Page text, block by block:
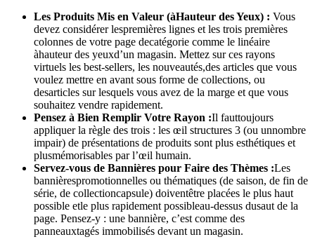
Les Produits Mis en Valeur (àHauteur des Yeux) : Vous
devez considérer lespremières lignes et les trois premières
colonnes de votre page decatégorie comme le linéaire
àhauteur des yeuxd’un magasin. Mettez sur ces rayons
virtuels les best-sellers, les nouveautés,des articles que vous
voulez mettre en avant sous forme de collections, ou
desarticles sur lesquels vous avez de la marge et que vous
souhaitez vendre rapidement.
Pensez à Bien Remplir Votre Rayon :Il fauttoujours
appliquer la règle des trois : les œil structures 3 (ou unnombre
impair) de présentations de produits sont plus esthétiques et
plusmémorisables par l’œil humain.
Servez-vous de Bannières pour Faire des Thèmes :Les
bannièrespromotionnelles ou thématiques (de saison, de fin de
série, de collectioncapsule) doiventêtre placées le plus haut
possible etle plus rapidement possibleau-dessus dusaut de la
page. Pensez-y : une bannière, c’est comme des
panneauxtagés immobilisés devant un magasin.